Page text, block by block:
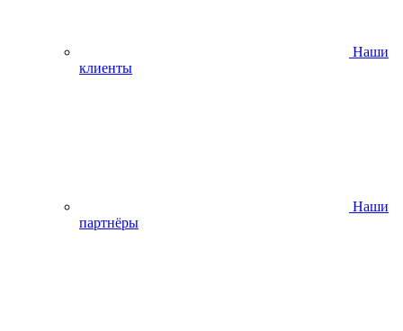
Наши
клиенты
Наши
партнёры